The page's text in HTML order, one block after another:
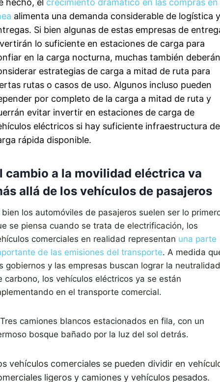
alimenta una demanda considerable de logística y
Si bien algunas de estas empresas de
lo suficiente en estaciones de carga para
en la carga nocturna, muchas también deberán
estrategias de carga a mitad de ruta para
rutas o casos de uso. Algunos incluso pueden
por completo de la carga a mitad de ruta y
evitar invertir en estaciones de carga de
eléctricos si hay suficiente infraestructura de
rápida disponible.
cambio a la movilidad eléctrica va
allá de los vehículos de pasajeros
bien los automóviles de pasajeros suelen ser lo
se piensa cuando se trata de electrificación, los
comerciales en realidad representan una parte
de las emisiones del transporte. A medida
gobiernos y las empresas buscan lograr la neutralidad
carbono, los vehículos eléctricos ya se están
en el transporte comercial.
vehículos comerciales se pueden dividir en
ligeros y camiones y vehículos pesados.